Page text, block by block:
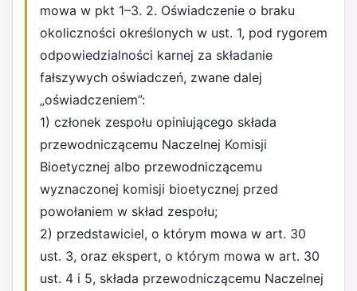
mowa w pkt 1–3. 2. Oświadczenie o braku
okoliczności określonych w ust. 1, pod rygorem
odpowiedzialności karnej za składanie
fałszywych oświadczeń, zwane dalej
„oświadczeniem”:
1) członek zespołu opiniującego składa
przewodniczącemu Naczelnej Komisji
Bioetycznej albo przewodniczącemu
wyznaczonej komisji bioetycznej przed
powołaniem w skład zespołu;
2) przedstawiciel, o którym mowa w art. 30
ust. 3, oraz ekspert, o którym mowa w art. 30
ust. 4 i 5, składa przewodniczącemu Naczelnej